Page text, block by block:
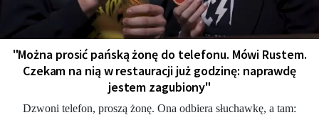
"Można prosić pańską żonę do telefonu. Mówi Rustem.
Czekam na nią w restauracji już godzinę: naprawdę
jestem zagubiony"
Dzwoni telefon, proszą żonę. Ona odbiera słuchawkę, a tam: